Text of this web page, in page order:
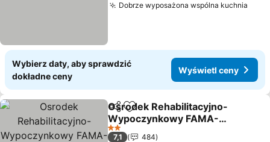
Dobrze wyposażona wspólna kuchnia
Wybierz daty, aby sprawdzić
dokładne ceny
Wyświetl ceny
Udostępnij
Dodaj do ulubionych
Osrodek Rehabilitacyjno-
Wypoczynkowy FAMA-
STA
2 Kategoria
7,1
484